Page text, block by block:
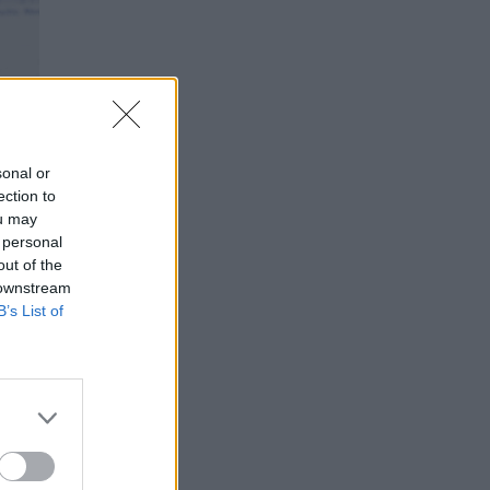
or
to
may
of the
List of